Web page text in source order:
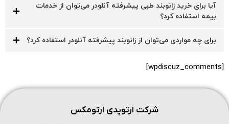
آیا برای خرید زانوبند طبی پیشرفته آنلودر می‌توان از خدمات
بیمه استفاده کرد؟
برای چه مواردی می‌توان از زانوبند پیشرفته آنلودر استفاده کرد؟
[wpdiscuz_comments]
شرکت ارتوپدی ارتومکس